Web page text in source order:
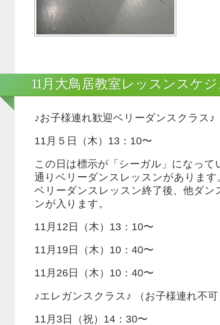
11月大鳥居教室レッスンスケ
♪お子様連れ歓迎ベリーダンスクラス♪
11月５日（木）13：10〜
この日は標示が「シーガル」になって
通りベリーダンスレッスンがあります
ベリーダンスレッスン終了後、他ダン
ンが入ります。
11月12日（木）13：10〜
11月19日（木）10：40〜
11月26日（木）10：40〜
♪エレガンスクラス♪ （お子様連れ不可
11月3日（祝）14：30〜